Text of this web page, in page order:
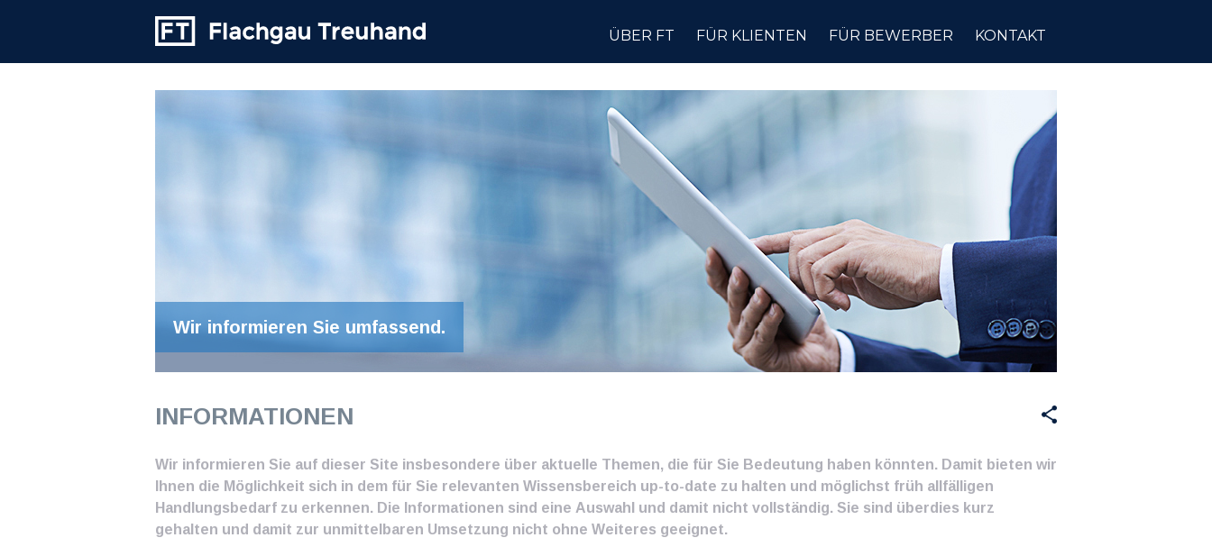
ÜBER FT FÜR KLIENTEN FÜR BEWERBER KONTAKT
Wir informieren Sie umfassend.
INFORMATIONEN
Wir informieren Sie auf dieser Site insbesondere über aktuelle Themen, die für Sie Bedeutung haben könnten. Damit bieten wir
Ihnen die Möglichkeit sich in dem für Sie relevanten Wissensbereich up-to-date zu halten und möglichst früh allfälligen
Handlungsbedarf zu erkennen. Die Informationen sind eine Auswahl und damit nicht vollständig. Sie sind überdies kurz
gehalten und damit zur unmittelbaren Umsetzung nicht ohne Weiteres geeignet.